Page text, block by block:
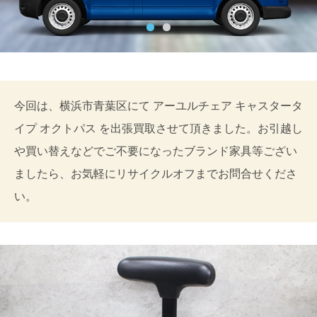
今回は、横浜市青葉区にて アーユルチェア キャスタータ
イプ オクトパス を出張買取させて頂きました。お引越し
や買い替えなどでご不要になったブランド家具等ござい
ましたら、お気軽にリサイクルオフまでお問合せくださ
い。